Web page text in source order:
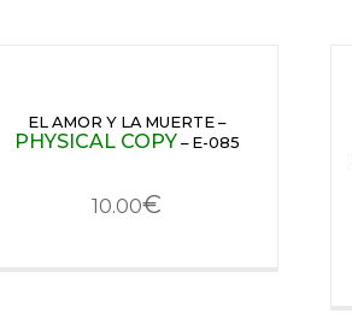
EL AMOR Y LA MUERTE –
PHYSICAL COPY – E-085
10.00€